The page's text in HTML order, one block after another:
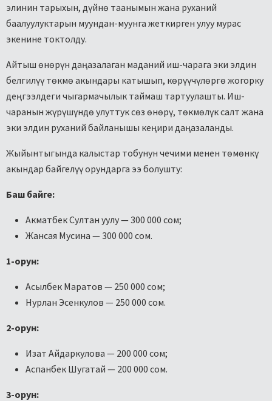
элинин тарыхын, дүйнө таанымын жана руханий
баалуулуктарын муундан-муунга жеткирген улуу мурас
экенине токтолду.
Айтыш өнөрүн даңазалаган маданий иш-чарага эки элдин
белгилүү төкмө акындары катышып, көрүүчүлөргө жогорку
деңгээлдеги чыгармачылык таймаш тартуулашты. Иш-
чаранын жүрүшүндө улуттук сөз өнөрү, төкмөлүк салт жана
эки элдин руханий байланышы кеңири даңазаланды.
Жыйынтыгында калыстар тобунун чечими менен төмөнкү
акындар байгелүү орундарга ээ болушту:
Баш байге:
Акматбек Султан уулу — 300 000 сом;
Жансая Мусина — 300 000 сом.
1-орун:
Асылбек Маратов — 250 000 сом;
Нурлан Эсенкулов — 250 000 сом.
2-орун:
Изат Айдаркулова — 200 000 сом;
Аспанбек Шугатай — 200 000 сом.
3-орун: